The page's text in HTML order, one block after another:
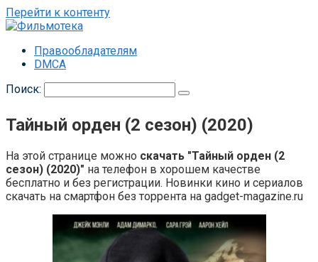
Перейти к контенту
Правообладателям
DMCA
Поиск:
Тайный орден (2 сезон) (2020)
На этой странице можно скачать "Тайный орден (2
сезон) (2020)" на телефон в хорошем качестве
бесплатно и без регистрации. Новинки кино и сериалов
скачать на смартфон без торрента на gadget-magazine.ru